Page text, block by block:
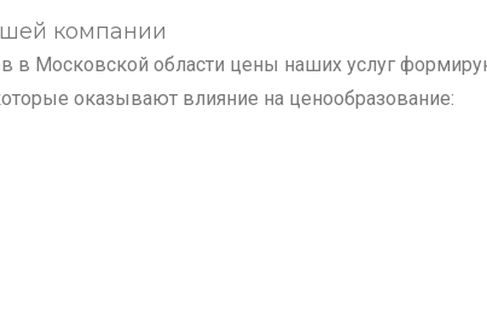
компании
в Московской области цены наших услуг
оказывают влияние на ценообразование: